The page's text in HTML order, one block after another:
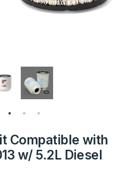
Compatible with
w/ 5.2L Diesel